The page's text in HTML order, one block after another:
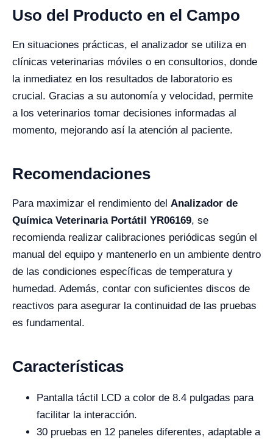
Uso del Producto en el Campo
En situaciones prácticas, el analizador se utiliza en
clínicas veterinarias móviles o en consultorios, donde
la inmediatez en los resultados de laboratorio es
crucial. Gracias a su autonomía y velocidad, permite
a los veterinarios tomar decisiones informadas al
momento, mejorando así la atención al paciente.
Recomendaciones
Para maximizar el rendimiento del Analizador de
Química Veterinaria Portátil YR06169, se
recomienda realizar calibraciones periódicas según el
manual del equipo y mantenerlo en un ambiente dentro
de las condiciones específicas de temperatura y
humedad. Además, contar con suficientes discos de
reactivos para asegurar la continuidad de las pruebas
es fundamental.
Características
Pantalla táctil LCD a color de 8.4 pulgadas para
facilitar la interacción.
30 pruebas en 12 paneles diferentes, adaptable a